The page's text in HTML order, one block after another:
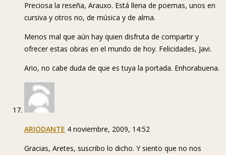
Preciosa la reseña, Arauxo. Está llena de poemas, unos en
cursiva y otros no, de música y de alma.
Menos mal que aún hay quien disfruta de compartir y
ofrecer estas obras en el mundo de hoy. Felicidades, Javi.
Ario, no cabe duda de que es tuya la portada. Enhorabuena.
ARIODANTE 4 noviembre, 2009, 14:52
Gracias, Aretes, suscribo lo dicho. Y siento que no nos